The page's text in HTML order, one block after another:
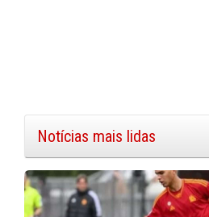
Notícias mais lidas